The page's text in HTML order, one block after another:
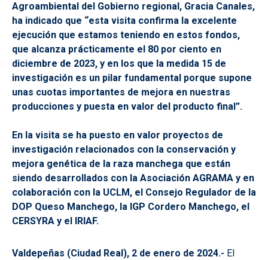
Agroambiental del Gobierno regional, Gracia Canales,
ha indicado que “esta visita confirma la excelente
ejecución que estamos teniendo en estos fondos,
que alcanza prácticamente el 80 por ciento en
diciembre de 2023, y en los que la medida 15 de
investigación es un pilar fundamental porque supone
unas cuotas importantes de mejora en nuestras
producciones y puesta en valor del producto final”.
En la visita se ha puesto en valor proyectos de
investigación relacionados con la conservación y
mejora genética de la raza manchega que están
siendo desarrollados con la Asociación AGRAMA y en
colaboración con la UCLM, el Consejo Regulador de la
DOP Queso Manchego, la IGP Cordero Manchego, el
CERSYRA y el IRIAF.
Valdepeñas (Ciudad Real), 2 de enero de 2024.- El